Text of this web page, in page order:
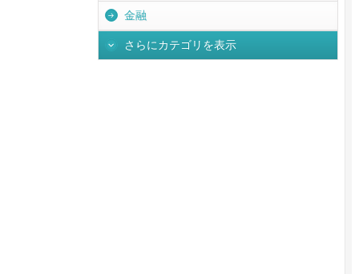
金融
さらにカテゴリを表示